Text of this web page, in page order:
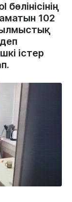
102
істер